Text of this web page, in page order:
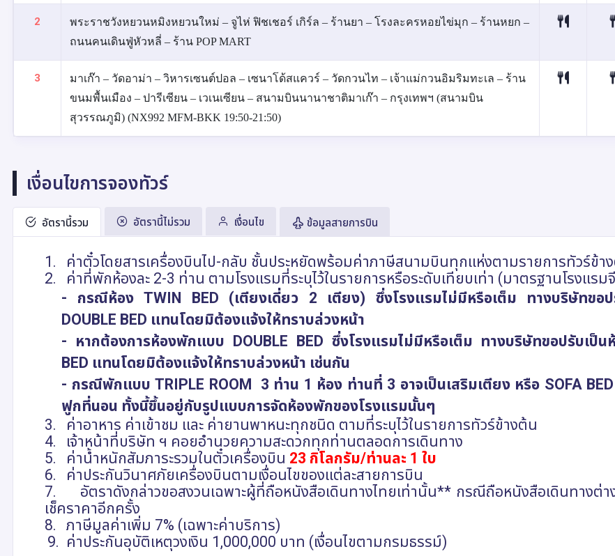
2
พระราชวังหยวนหมิงหยวนใหม่ – จูไห่ ฟิชเชอร์ เกิร์ล – ร้านยา – โรงละครหอยไข่มุก – ร้านหยก –
ถนนคนเดินฟู่หัวหลี่ – ร้าน POP MART
3
มาเก๊า – วัดอาม่า – วิหารเซนต์ปอล – เซนาโด้สแควร์ – วัดกวนไท – เจ้าแม่กวนอิมริมทะเล – ร้าน
ขนมพื้นเมือง – ปารีเซียน – เวเนเซียน – สนามบินนานาชาติมาเก๊า – กรุงเทพฯ (สนามบิน
สุวรรณภูมิ) (NX992 MFM-BKK 19:50-21:50)
เงื่อนไขการจองทัวร์
อัตรานี้รวม อัตรานี้ไม่รวม เงื่อนไข ข้อมูลสายการบิน
1.
ค่าตั๋วโดยสารเครื่องบินไป-กลับ ชั้นประหยัดพร้อมค่าภาษีสนามบินทุกแห่งตามรายการทัวร์ข้า
2.
ค่าที่พักห้องละ 2-3 ท่าน ตามโรงแรมที่ระบุไว้ในรายการหรือระดับเทียบเท่า (มาตรฐานโรงแรม
- กรณีห้องTWIN BED (เตียงเดี่ยว 2 เตียง) ซึ่งโรงแรมไม่มีหรือเต็ม ทางบริษัทขอป
DOUBLE BED แทนโดยมิต้องแจ้งให้ทราบล่วงหน้า
- หากต้องการห้องพักแบบ DOUBLE BED ซึ่งโรงแรมไม่มีหรือเต็ม ทางบริษัทขอปรับเป็
BED แทนโดยมิต้องแจ้งให้ทราบล่วงหน้า เช่นกัน
- กรณีพักแบบTRIPLE ROOM 3 ท่าน 1 ห้อง ท่านที่ 3 อาจเป็นเสริมเตียง หรือ SOFA BED
ฟูกที่นอน ทั้งนี้ขึ้นอยู่กับรูปแบบการจัดห้องพักของโรงแรมนั้นๆ
3.
ค่าอาหาร ค่าเข้าชม และ ค่ายานพาหนะทุกชนิด ตามที่ระบุไว้ในรายการทัวร์ข้างต้น
4.
เจ้าหน้าที่บริษัท ฯ คอยอำนวยความสะดวกทุกท่านตลอดการเดินทาง
5.
ค่าน้ำหนักสัมภาระรวมในตั๋วเครื่องบิน 23 กิโลกรัม/ท่านละ 1 ใบ
6.
ค่าประกันวินาศภัยเครื่องบินตามเงื่อนไขของแต่ละสายการบิน
7.
อัตราดังกล่าวขอสงวนเฉพาะผู้ที่ถือหนังสือเดินทางไทยเท่านั้น** กรณีถือหนังสือเดินทางต่
เช็คราคาอีกครั้ง
8.
ภาษีมูลค่าเพิ่ม 7% (เฉพาะค่าบริการ)
9. ค่าประกันอุบัติเหตุวงเงิน 1,000,000 บาท (เงื่อนไขตามกรมธรรม์)